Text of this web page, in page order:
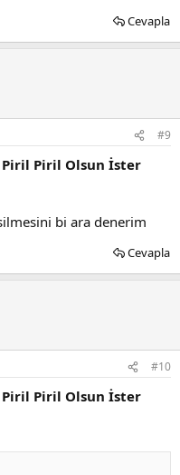
Cevapla
#9
Piril Piril Olsun İster
bi ara denerim
Cevapla
#10
Piril Piril Olsun İster